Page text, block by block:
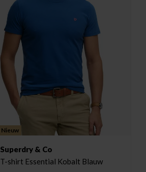
Nieuw
Superdry & Co
T-shirt Essential Kobalt Blauw